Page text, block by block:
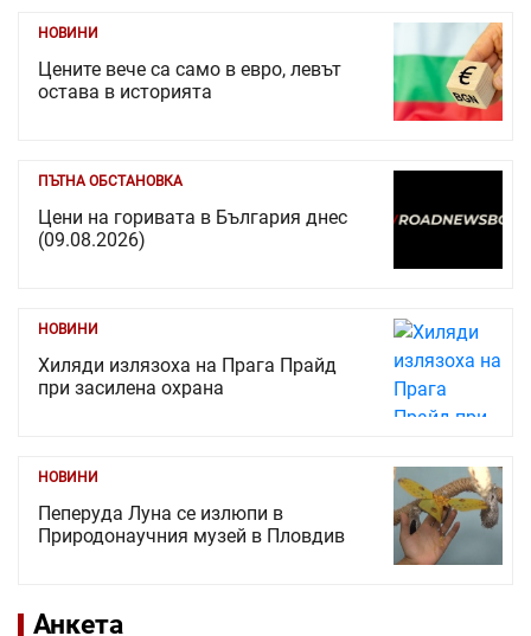
НОВИНИ
Цените вече са само в евро, левът
остава в историята
ПЪТНА ОБСТАНОВКА
Цени на горивата в България днес
(09.08.2026)
НОВИНИ
Хиляди излязоха на Прага Прайд
при засилена охрана
НОВИНИ
Пеперуда Луна се излюпи в
Природонаучния музей в Пловдив
Анкета